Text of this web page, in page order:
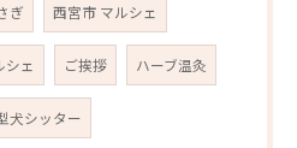
ぎ 西宮市 マルシェ
シェ ご挨拶 ハーブ温灸
犬シッター